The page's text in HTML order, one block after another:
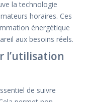
la technologie
horaires. Ces
énergétique
aux besoins réels.
l’utilisation
de suivre